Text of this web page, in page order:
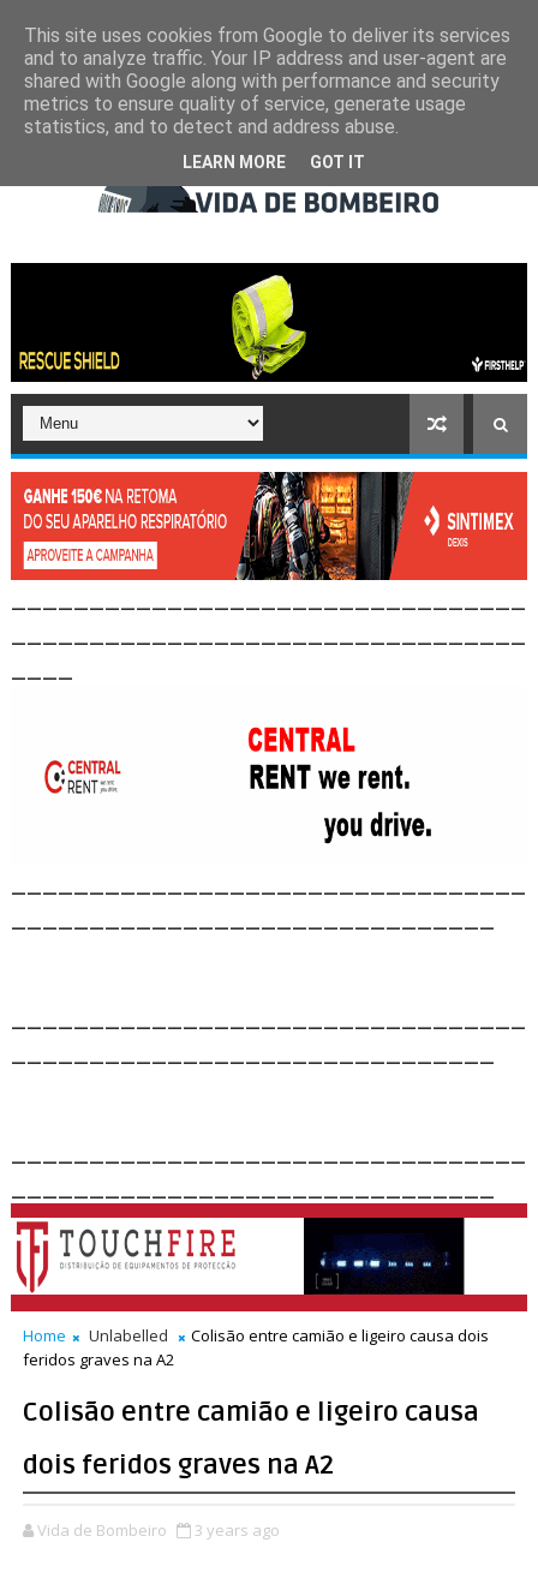
Home Unlabelled
Colisão entre camião e ligeiro causa dois
feridos graves na A2
Colisão entre camião e ligeiro causa
dois feridos graves na A2
Vida de Bombeiro 3 years ago
This site uses cookies from Google to deliver its services
and to analyze traffic. Your IP address and user-agent are
shared with Google along with performance and security
metrics to ensure quality of service, generate usage
statistics, and to detect and address abuse.
LEARN MORE GOT IT